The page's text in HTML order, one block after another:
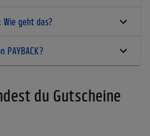
Wie geht das?
PAYBACK?
du Gutscheine